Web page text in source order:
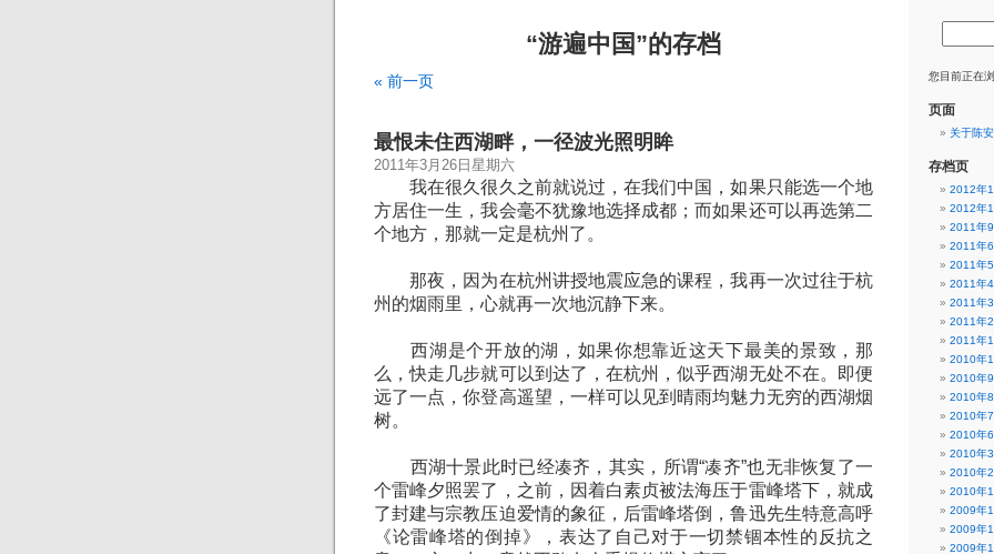
“游遍中国”的存档
« 前一页
最恨未住西湖畔，一径波光照明眸
2011年3月26日星期六
我在很久很久之前就说过，在我们中国，如果只能选一个地
方居住一生，我会毫不犹豫地选择成都；而如果还可以再选第二
个地方，那就一定是杭州了。
那夜，因为在杭州讲授地震应急的课程，我再一次过往于杭
州的烟雨里，心就再一次地沉静下来。
西湖是个开放的湖，如果你想靠近这天下最美的景致，那
么，快走几步就可以到达了，在杭州，似乎西湖无处不在。即便
远了一点，你登高遥望，一样可以见到晴雨均魅力无穷的西湖烟
树。
西湖十景此时已经凑齐，其实，所谓“凑齐”也无非恢复了一
个雷峰夕照罢了，之前，因着白素贞被法海压于雷峰塔下，就成
了封建与宗教压迫爱情的象征，后雷峰塔倒，鲁迅先生特意高呼
《论雷峰塔的倒掉》，表达了自己对于一切禁锢本性的反抗之
您目前正在
页面
关于陈
存档页
2012年
2012年
2011年9
2011年6
2011年5
2011年4
2011年3
2011年2
2011年1
2010年
2010年9
2010年8
2010年7
2010年6
2010年3
2010年2
2010年1
2009年
2009年
2009年